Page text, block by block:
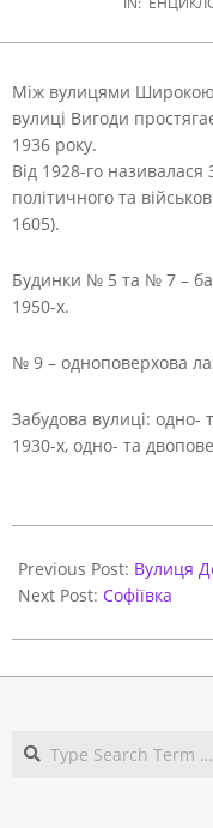
Між вулицями
вулиці Вигоди
1936 року.
Від 1928-го
політичного та
1605).
Будинки № 5 та № 7 –
1950-х.
№ 9 – одноповерхова
Забудова вулиці: одно-
1930-х, одно- та
06-
01
Previous Post: Вулиця
Next Post: Софіївка